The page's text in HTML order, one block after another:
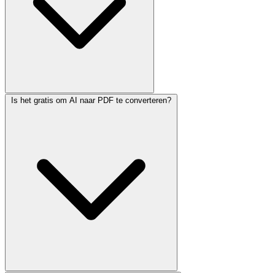
Is het gratis om AI naar PDF te converteren?